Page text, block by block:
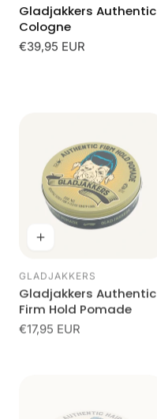
Gladjakkers Authentic
Cologne
Normale
€39,95 EUR
Leverancier:
GLADJAKKERS
Gladjakkers Authentic
Firm Hold Pomade
Normale
€17,95 EUR